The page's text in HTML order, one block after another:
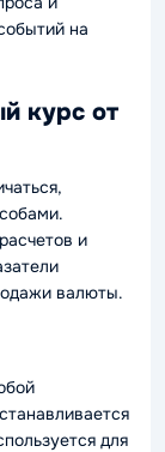
на
курс от
и
валюты.
для